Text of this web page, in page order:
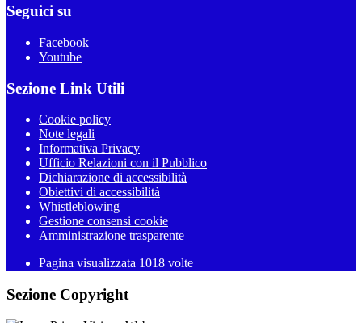
Seguici su
Facebook
Youtube
Sezione Link Utili
Cookie policy
Note legali
Informativa Privacy
Ufficio Relazioni con il Pubblico
Dichiarazione di accessibilità
Obiettivi di accessibilità
Whistleblowing
Gestione consensi cookie
Amministrazione trasparente
Pagina visualizzata 1018 volte
Sezione Copyright